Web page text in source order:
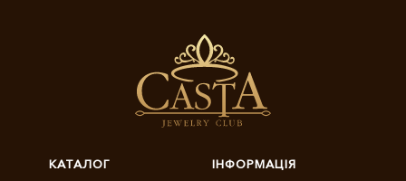
КАТАЛОГ ІНФОРМАЦІЯ